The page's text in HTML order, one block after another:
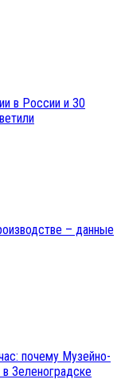
в России и 30
– данные
почему Музейно-
Зеленоградске